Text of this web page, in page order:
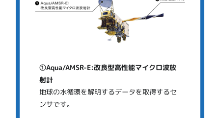
①Aqua/AMSR-E:改良型高性能マイクロ波放
射計
地球の水循環を解明するデータを取得するセ
ンサです。